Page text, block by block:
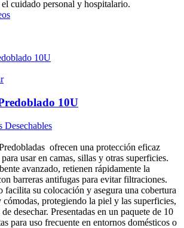
cuidado personal y hospitalario.
10U
Desechables
ofrecen una protección eficaz
usar en camas, sillas y otras superficies.
avanzado, retienen rápidamente la
barreras antifugas para evitar filtraciones.
facilita su colocación y asegura una cobertura
cómodas, protegiendo la piel y las superficies,
desechar. Presentadas en un paquete de 10
para uso frecuente en entornos domésticos o